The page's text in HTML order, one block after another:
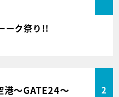
ーク祭り!!
港～GATE24～ 2